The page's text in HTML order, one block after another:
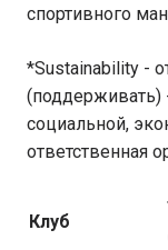
спортивного
*Sustainability -
(поддерживать)
социальной,
ответственная
Клуб